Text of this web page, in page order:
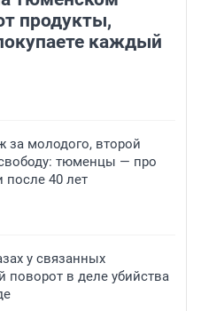
продукты,
каждый
молодого, второй
тюменцы — про
40 лет
у связанных
поворот в деле убийства